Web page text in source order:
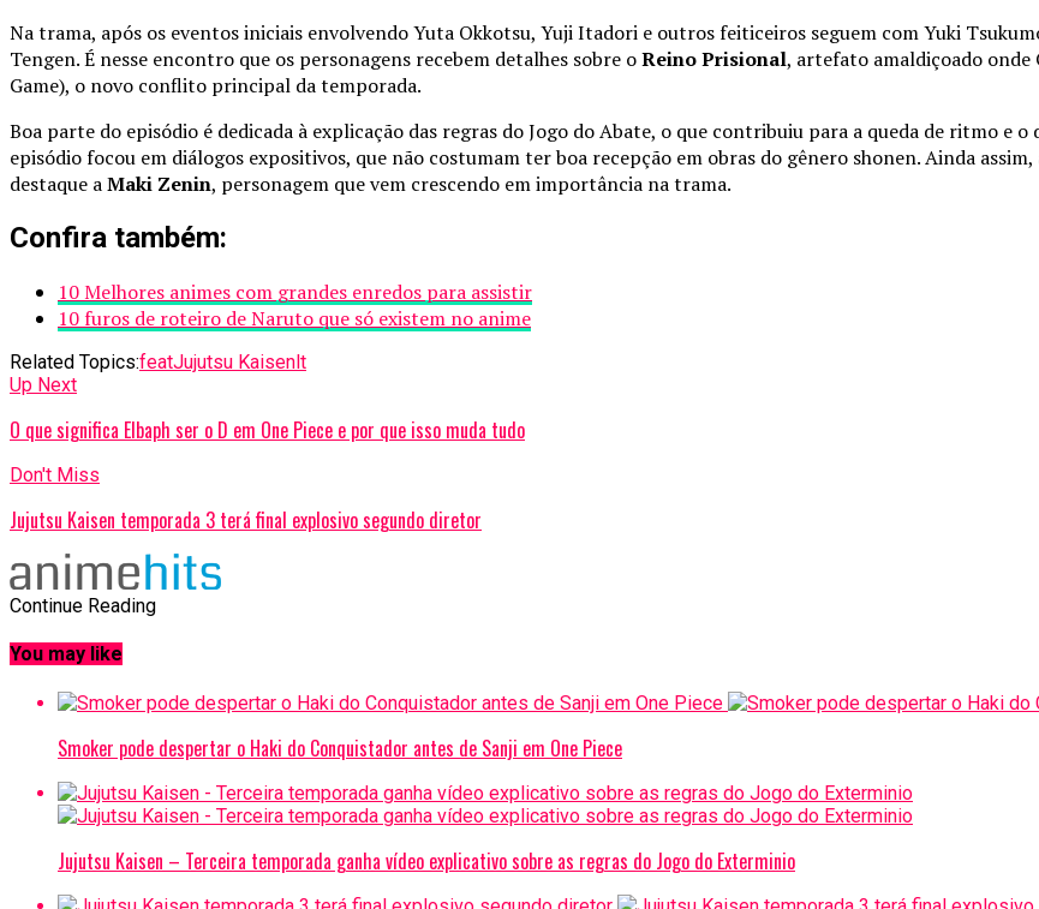
Na trama, após os eventos iniciais envolvendo Yuta Okkotsu, Yuji Itadori e outros feiticeiros seguem com Yuki
Tengen. É nesse encontro que os personagens recebem detalhes sobre oReino Prisional, artefato amaldiçoado onde
Game), o novo conflito principal da temporada.
Boa parte do episódio é dedicada à explicação das regras do Jogo do Abate, o que contribuiu para a queda de ritmo e
episódio focou em diálogos expositivos, que não costumam ter boa recepção em obras do gênero shonen. Ainda
destaque aMaki Zenin, personagem que vem crescendo em importância na trama.
Confira também:
10 Melhores animes com grandes enredos para assistir
10 furos de roteiro de Naruto que só existem no anime
Related Topics:featJujutsu Kaisenlt
Up Next
O que significa Elbaph ser o D em One Piece e por que isso muda tudo
Don't Miss
Jujutsu Kaisen temporada 3 terá final explosivo segundo diretor
Continue Reading
You may like
Smoker pode despertar o Haki do Conquistador antes de Sanji em One Piece
Jujutsu Kaisen – Terceira temporada ganha vídeo explicativo sobre as regras do Jogo do Exterminio